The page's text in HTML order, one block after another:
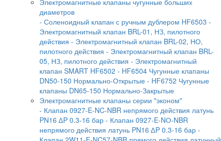
диаметров
- Соленоидный клапан с ручным дублером HF6503 -
Электромагнитный клапан BRL-01, НЗ, пилотного
действия - Электромагнитный клапан BRL-02, НО,
пилотного действия - Электромагнитный клапан BRL-
05, НЗ, пилотного действия - Электромагнитный
клапан SMART HF6502 - HF6504 Чугунные клапаны
DN50-150 Нормально-Открытые - HF6752 Чугунные
клапаны DN65-150 Нормально-Закрытые
Электромагнитные клапаны серии "эконом"
- Клапан 0927-E-NC-NBR непрямого действия латунь
PN16 ∆P 0.3-16 бар - Клапан 0927-E-NО-NBR
непрямого действия латунь PN16 ∆P 0.3-16 бар -